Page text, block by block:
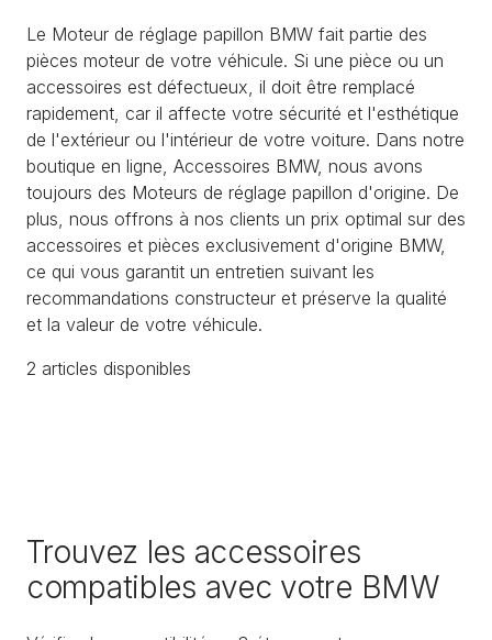
Le Moteur de réglage papillon BMW fait partie des
pièces moteur de votre véhicule. Si une pièce ou un
accessoires est défectueux, il doit être remplacé
rapidement, car il affecte votre sécurité et l'esthétique
de l'extérieur ou l'intérieur de votre voiture. Dans notre
boutique en ligne, Accessoires BMW, nous avons
toujours des Moteurs de réglage papillon d'origine. De
plus, nous offrons à nos clients un prix optimal sur des
accessoires et pièces exclusivement d'origine BMW,
ce qui vous garantit un entretien suivant les
recommandations constructeur et préserve la qualité
et la valeur de votre véhicule.
2 articles disponibles
Trouvez les accessoires
compatibles avec votre BMW